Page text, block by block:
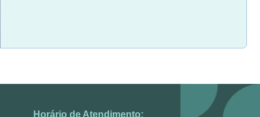
Horário de Atendimento: